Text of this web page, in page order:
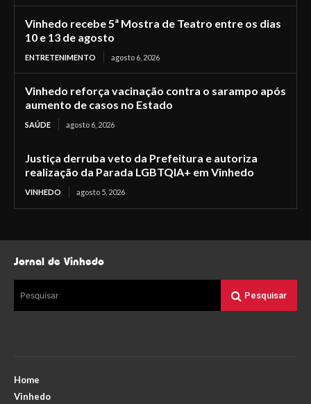
Vinhedo recebe 5ª Mostra de Teatro entre os dias
10 e 13 de agosto
ENTRETENIMENTO agosto 6, 2026
Vinhedo reforça vacinação contra o sarampo após
aumento de casos no Estado
SAÚDE agosto 6, 2026
Justiça derruba veto da Prefeitura e autoriza
realização da Parada LGBTQIA+ em Vinhedo
VINHEDO agosto 5, 2026
Jornal de Vinhedo
Pesquisar Pesquisar
Home
Vinhedo